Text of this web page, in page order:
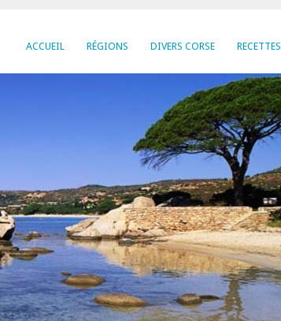
ACCUEIL RÉGIONS DIVERS CORSE RECETTES